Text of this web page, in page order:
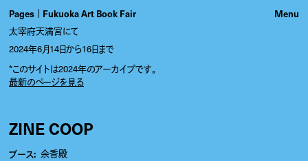
Pages Fukuoka Art Book Fair
太宰府天満宮にて
2024年6月14日から16日まで
*このサイトは2024年のアーカイブです。
最新のページを見る
ZINE COOP
ブース: 余香殿